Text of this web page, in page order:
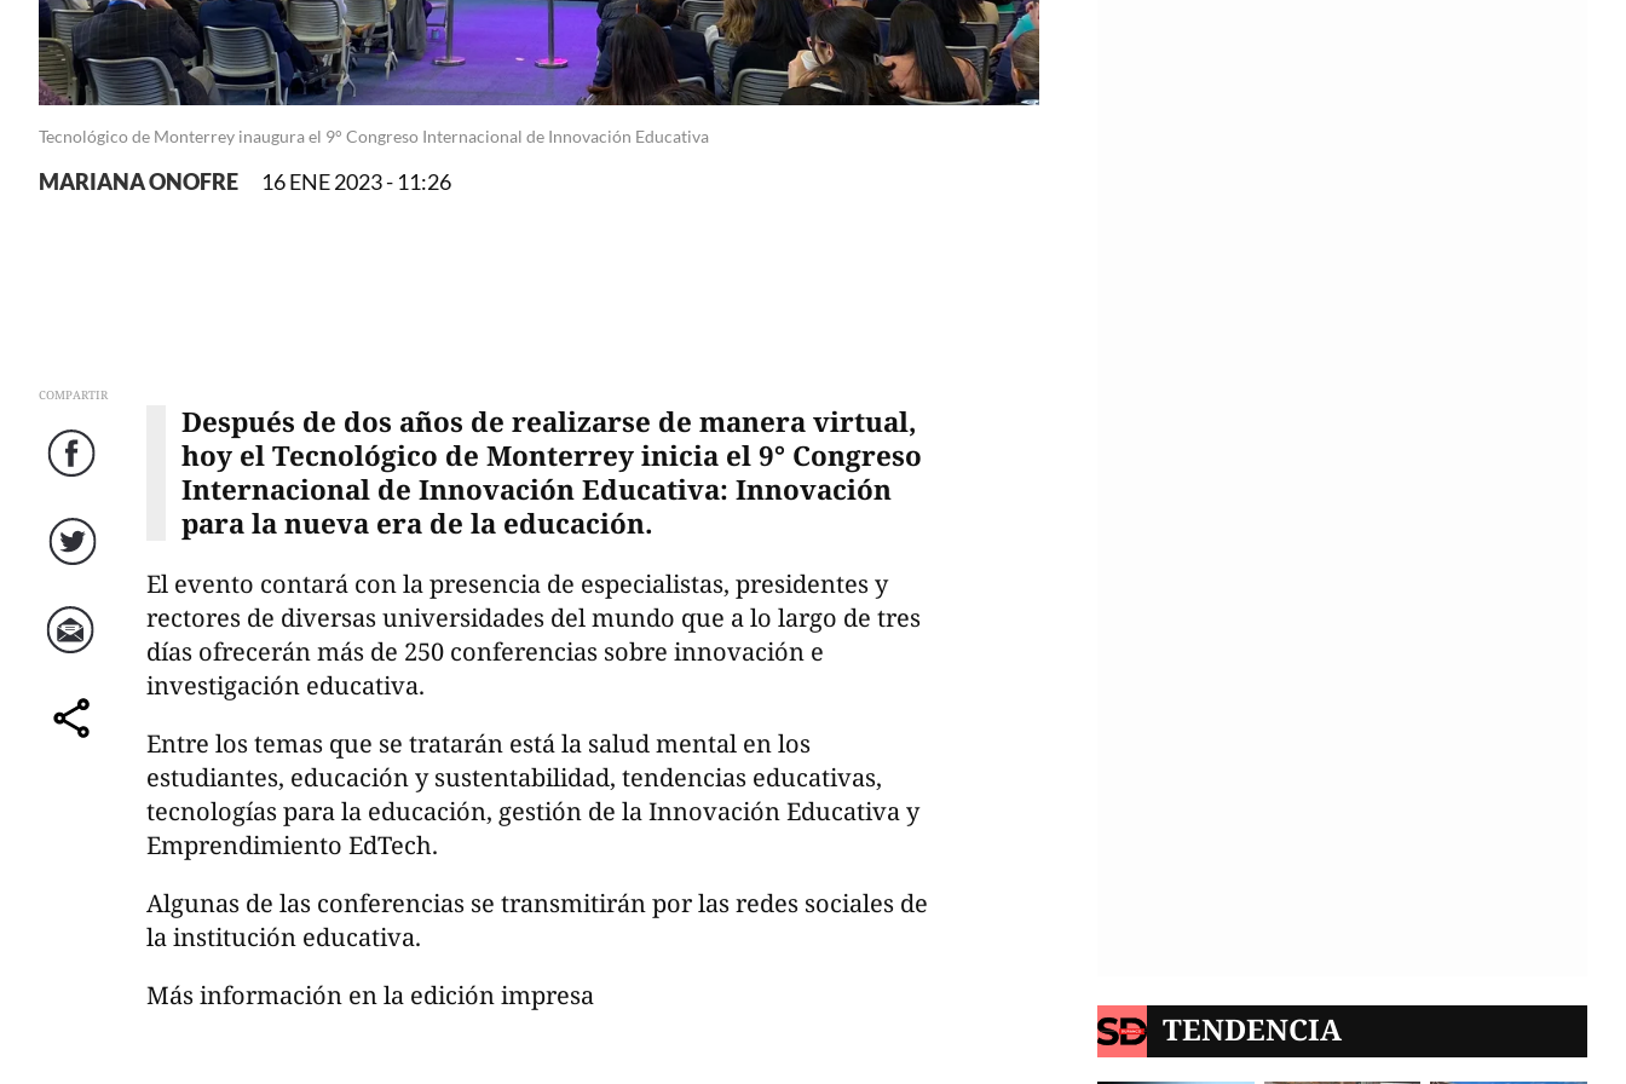
Tecnológico de Monterrey inaugura el 9° Congreso Internacional de Innovación Educativa
MARIANA ONOFRE 16 ENE 2023 - 11:26
COMPARTIR
Facebook
Twitter
Correo
comparte
Después de dos años de realizarse de manera virtual,
hoy el Tecnológico de Monterrey inicia el 9° Congreso
Internacional de Innovación Educativa: Innovación
para la nueva era de la educación.
El evento contará con la presencia de especialistas, presidentes y
rectores de diversas universidades del mundo que a lo largo de tres
días ofrecerán más de 250 conferencias sobre innovación e
investigación educativa.
Entre los temas que se tratarán está la salud mental en los
estudiantes, educación y sustentabilidad, tendencias educativas,
tecnologías para la educación, gestión de la Innovación Educativa y
Emprendimiento EdTech.
Algunas de las conferencias se transmitirán por las redes sociales de
la institución educativa.
Más información en la edición impresa
TENDENCIA